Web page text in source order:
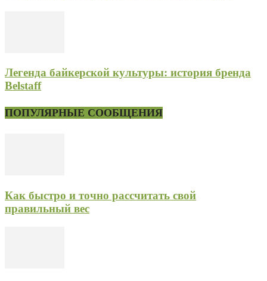
Легенда байкерской культуры: история бренда
Belstaff
ПОПУЛЯРНЫЕ СООБЩЕНИЯ
Как быстро и точно рассчитать свой
правильный вес